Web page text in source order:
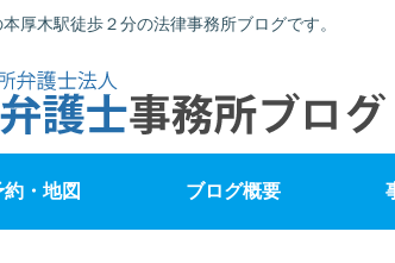
厚木駅徒歩２分の法律事務所ブログです。
約・地図 ブログ概要